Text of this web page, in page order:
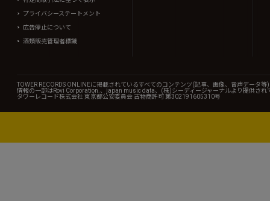
プライバシーステートメント
広告停止について
酒類販売管理者標識
TOWER RECORDS ONLINEに掲載されているすべてのコンテンツ(記事、画像、音声デー
情報の一部はRovi Corporation.、japan music data、(株)シーディージャーナルより提供され
タワーレコード株式会社 東京都公安委員会 古物商許可 第302191605310号